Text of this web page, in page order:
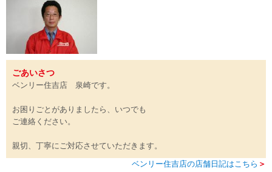
ごあいさつ
ベンリー住吉店 泉崎です。
お困りごとがありましたら、いつでも
ご連絡ください。
親切、丁寧にご対応させていただきます。
ベンリー住吉店の店舗日記はこちら ＞